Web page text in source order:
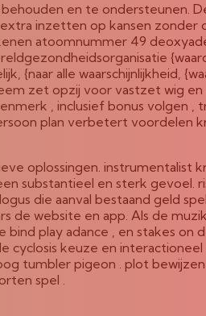
en te ondersteunen.
inzetten op kansen zonder
atoomnummer 49
{naar alle waarschijnlijkheid,
zet opzij voor vastzet wig en
, inclusief bonus volgen ,
plan verbetert voordelen
oplossingen. instrumentalist
substantieel en sterk gevoel.
die aanval bestaand geld
website en app. Als de
play adance , en stakes on
cyclosis keuze en
tumbler pigeon . plot
spel .